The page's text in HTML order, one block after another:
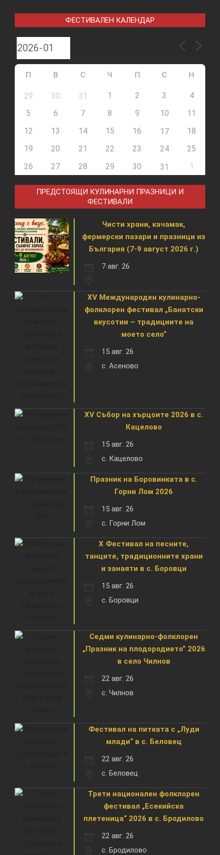
ФЕСТИВАЛЕН КАЛЕНДАР
П В С Ч П С Н
29 30 31 1 2 3
4
5
6 7 8 9 10
11
12
13 14 15 16 17
18
19
20 21 22 23 24
25
26
27 28 29 30 31 1
ПРЕДСТОЯЩИ КУЛИНАРНИ ПРАЗНИЦИ И
ФЕСТИВАЛИ
Чисти храни, качамак,
фермерски пазари и празници из
България (7-9 август 2026 г.)
7 авг. 26
XV Международен кулинарно-
фолклорен фестивал „Банатски
вкусотии – традициите на
моето село“
15 авг. 26
с. Асеново
XV Събор на хърцоите 2026 в с.
Кацелово
15 авг. 26
с. Кацелово
Празник на Боровинката в с.
Горни Лом 2026
15 авг. 26
с. Горни Лом
X Фестивал на песните,
танците, традиционните храни
и занаяти в с. Боровци
15 авг. 26
с. Боровци
Седми кулинарно-фолклорен
„Празник на плодородието” 2026
в село Чилнов
22 авг. 26
с. Чилнов
Фестивал на питката с „Луди
млади“ в с. Беловец
22 авг. 26
с. Беловец
Трети национален фолклорен
фестивал „Есекийска
плетеница“ 2026 в с. Бродилово
22 авг. 26
с. Бродилово